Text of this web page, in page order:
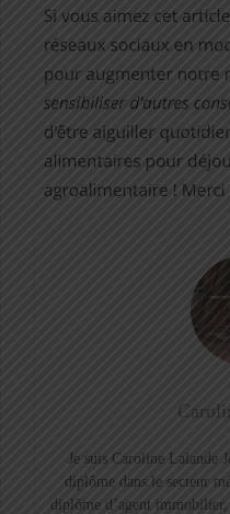
Je suis Caroline Lalande
diplôme dans le secteur
diplôme d’agent immobilier,